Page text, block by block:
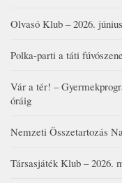
Olvasó Klub – 2026.
Polka-parti a táti
Vár a tér! –
óráig
Nemzeti Összetartozás
Társasjáték Klub – 2026.